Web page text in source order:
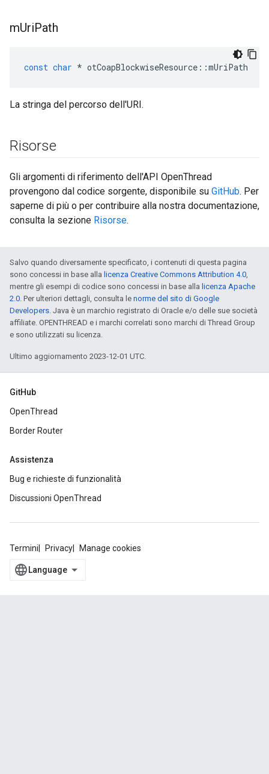
mUriPath
const char * otCoapBlockwiseResource ::mUriPath
La stringa del percorso dell'URI.
Risorse
Gli argomenti di riferimento dell'API OpenThread
provengono dal codice sorgente, disponibile su GitHub. Per
saperne di più o per contribuire alla nostra documentazione,
consulta la sezione Risorse.
Salvo quando diversamente specificato, i contenuti di questa pagina
sono concessi in base alla licenza Creative Commons Attribution 4.0,
mentre gli esempi di codice sono concessi in base alla licenza Apache
2.0. Per ulteriori dettagli, consulta le norme del sito di Google
Developers. Java è un marchio registrato di Oracle e/o delle sue società
affiliate. OPENTHREAD e i marchi correlati sono marchi di Thread Group
e sono utilizzati su licenza.
Ultimo aggiornamento 2023-12-01 UTC.
GitHub
OpenThread
Border Router
Assistenza
Bug e richieste di funzionalità
Discussioni OpenThread
Termini Privacy Manage cookies